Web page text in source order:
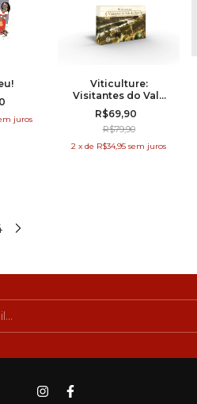
juros
Viticulture:
Visitantes do Vale
do Reno
R$69,90
R$79,90
2 x de R$34,95 sem juros